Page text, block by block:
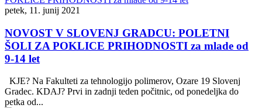
petek, 11. junij 2021
NOVOST V SLOVENJ GRADCU: POLETNI
ŠOLI ZA POKLICE PRIHODNOSTI za mlade od
9-14 let
KJE? Na Fakulteti za tehnologijo polimerov, Ozare 19 Slovenj
Gradec. KDAJ? Prvi in zadnji teden počitnic, od ponedeljka do
petka od...